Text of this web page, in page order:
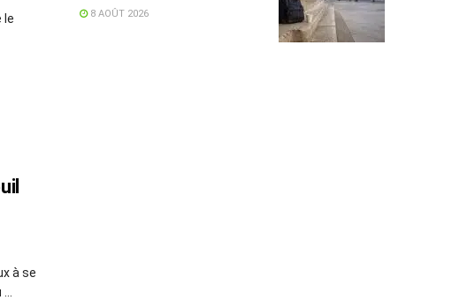
le
à se
toujours aucun chiffre
8 AOÛT 2026